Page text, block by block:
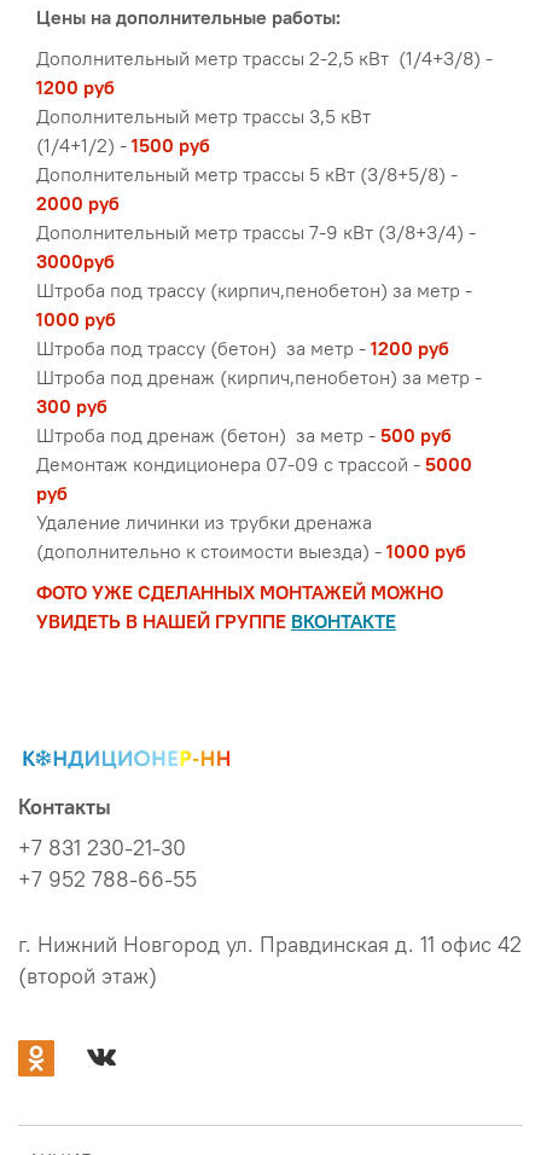
Цены на дополнительные работы:
Дополнительный метр трассы 2-2,5 кВт (1/4+3/8) -
1200 руб
Дополнительный метр трассы 3,5 кВт
(1/4+1/2) - 1500 руб
Дополнительный метр трассы 5 кВт (3/8+5/8) -
2000 руб
Дополнительный метр трассы 7-9 кВт (3/8+3/4) -
3000руб
Штроба под трассу (кирпич,пенобетон) за метр -
1000 руб
Штроба под трассу (бетон) за метр - 1200 руб
Штроба под дренаж (кирпич,пенобетон) за метр -
300 руб
Штроба под дренаж (бетон) за метр - 500 руб
Демонтаж кондиционера 07-09 с трассой - 5000
руб
Удаление личинки из трубки дренажа
(дополнительно к стоимости выезда) - 1000 руб
ФОТО УЖЕ СДЕЛАННЫХ МОНТАЖЕЙ МОЖНО
УВИДЕТЬ В НАШЕЙ ГРУППЕ ВКОНТАКТЕ
Контакты
+7 831 230-21-30
+7 952 788-66-55
г. Нижний Новгород ул. Правдинская д. 11 офис 42
(второй этаж)